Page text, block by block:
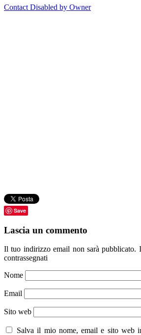
Contact Disabled by Owner
Save
Lascia un commento
Il tuo indirizzo email non sarà pubblicato.
contrassegnati
Nome
Email
Sito web
Salva il mio nome, email e sito web